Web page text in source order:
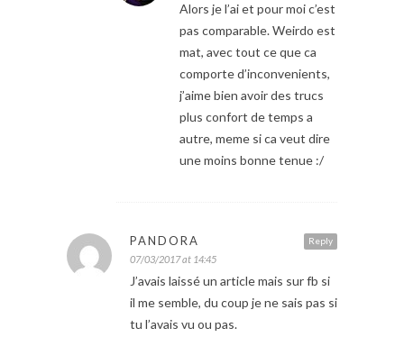
Alors je l’ai et pour moi c’est
pas comparable. Weirdo est
mat, avec tout ce que ca
comporte d’inconvenients,
j’aime bien avoir des trucs
plus confort de temps a
autre, meme si ca veut dire
une moins bonne tenue :/
Reply
PANDORA
07/03/2017 at 14:45
J’avais laissé un article mais sur fb si
il me semble, du coup je ne sais pas si
tu l’avais vu ou pas.